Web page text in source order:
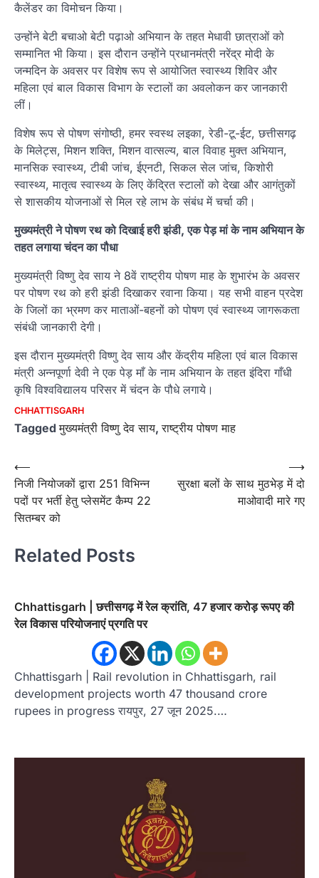
कैलेंडर का विमोचन किया।
उन्होंने बेटी बचाओ बेटी पढ़ाओ अभियान के तहत मेधावी छात्राओं को
सम्मानित भी किया। इस दौरान उन्होंने प्रधानमंत्री नरेंद्र मोदी के
जन्मदिन के अवसर पर विशेष रूप से आयोजित स्वास्थ्य शिविर और
महिला एवं बाल विकास विभाग के स्टालों का अवलोकन कर जानकारी
लीं।
विशेष रूप से पोषण संगोष्ठी, हमर स्वस्थ लइका, रेडी-टू-ईट, छत्तीसगढ़
के मिलेट्स, मिशन शक्ति, मिशन वात्सल्य, बाल विवाह मुक्त अभियान,
मानसिक स्वास्थ्य, टीबी जांच, ईएनटी, सिकल सेल जांच, किशोरी
स्वास्थ्य, मातृत्व स्वास्थ्य के लिए केंद्रित स्टालों को देखा और आगंतुकों
से शासकीय योजनाओं से मिल रहे लाभ के संबंध में चर्चा की।
मुख्यमंत्री ने पोषण रथ को दिखाई हरी झंडी, एक पेड़ मां के नाम अभियान के
तहत लगाया चंदन का पौधा
मुख्यमंत्री विष्णु देव साय ने 8वें राष्ट्रीय पोषण माह के शुभारंभ के अवसर
पर पोषण रथ को हरी झंडी दिखाकर रवाना किया। यह सभी वाहन प्रदेश
के जिलों का भ्रमण कर माताओं-बहनों को पोषण एवं स्वास्थ्य जागरूकता
संबंधी जानकारी देगी।
इस दौरान मुख्यमंत्री विष्णु देव साय और केंद्रीय महिला एवं बाल विकास
मंत्री अन्नपूर्णा देवी ने एक पेड़ माँ के नाम अभियान के तहत इंदिरा गाँधी
कृषि विश्वविद्यालय परिसर में चंदन के पौधे लगाये।
CHHATTISGARH
Taggedमुख्यमंत्री विष्णु देव साय,राष्ट्रीय पोषण माह
Post
navigation
⟵
निजी नियोजकों द्वारा 251 विभिन्न
पदों पर भर्ती हेतु प्लेसमेंट कैम्प 22
सितम्बर को
सुरक्षा बलों के साथ मुठभेड़ में दो
माओवादी मारे गए
⟶
Related Posts
Chhattisgarh | छत्तीसगढ़ में रेल क्रांति, 47 हजार करोड़ रूपए की
रेल विकास परियोजनाएं प्रगति पर
Chhattisgarh | Rail revolution in Chhattisgarh, rail
development projects worth 47 thousand crore
rupees in progress रायपुर, 27 जून 2025.…